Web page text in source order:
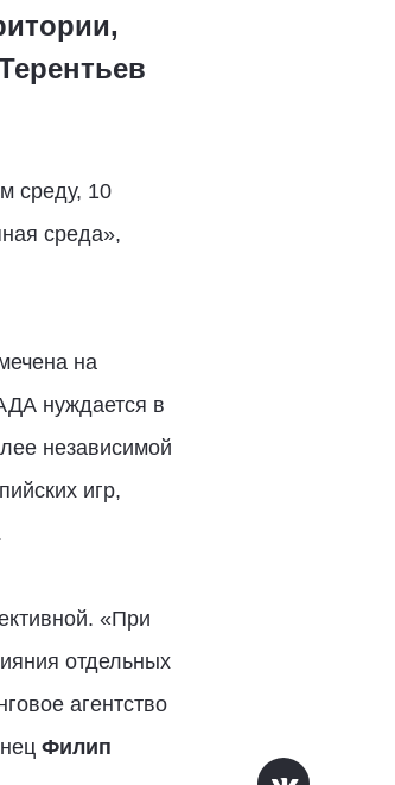
среду, 10
среда»,
на
нуждается в
независимой
игр,
«При
отдельных
агентство
Филип